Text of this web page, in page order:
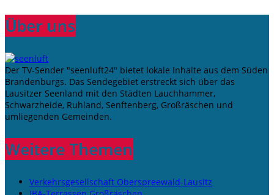
Über uns
Der TV-Sender "seenluft24" bietet lokale Inhalte aus dem Süden
Brandenburgs. Das Sendegebiet erstreckt sich über das
Lausitzer Seenland mit den Städten Lauchhammer,
Schwarzheide, Ruhland, Senftenberg, Großräschen und
umliegenden Gemeinden.
Weitere Themen
Verkehrsgesellschaft Oberspreewald-Lausitz